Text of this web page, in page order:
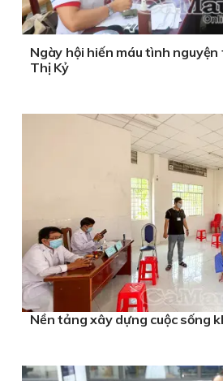
Ngày hội hiến máu tình
Thị Kỷ
Nền tảng xây dựng cuộc sống